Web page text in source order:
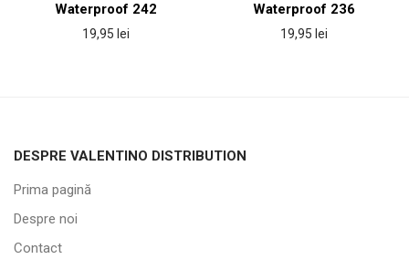
Waterproof 242
19,95 lei
Waterproof 236
19,95 lei
DESPRE VALENTINO DISTRIBUTION
Prima pagină
Despre noi
Contact